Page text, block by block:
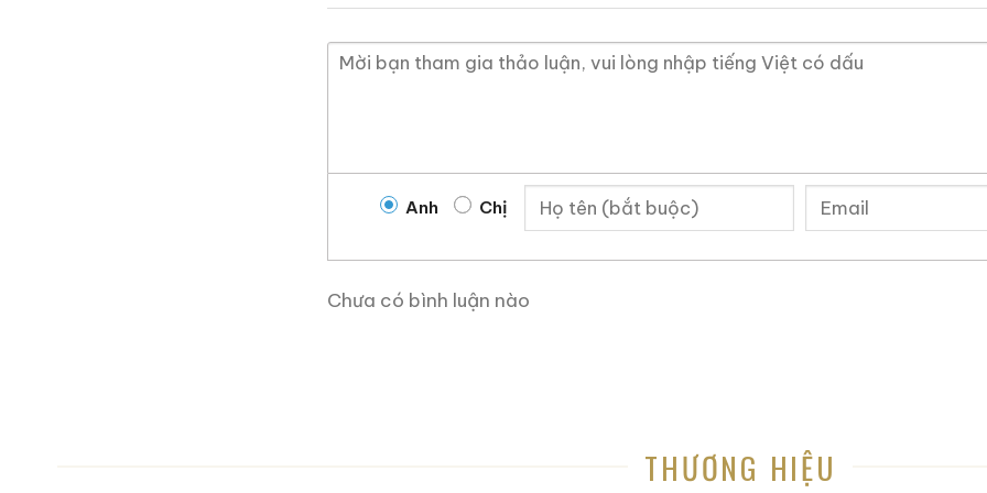
Giới Thiệu Một Số Mẫu Rượu Trung Quốc
Anh Chị
Chưa có bình luận nào
THƯƠNG HIỆU